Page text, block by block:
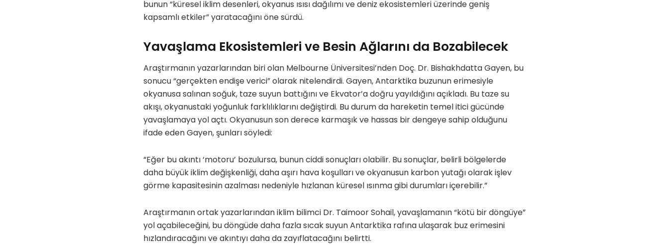
bunun “küresel iklim desenleri, okyanus ısısı dağılımı ve deniz ekosistemleri üzerinde geniş
kapsamlı etkiler” yaratacağını öne sürdü.
Yavaşlama Ekosistemleri ve Besin Ağlarını da Bozabilecek
Araştırmanın yazarlarından biri olan Melbourne Üniversitesi’nden Doç. Dr. Bishakhdatta Gayen, bu
sonucu “gerçekten endişe verici” olarak nitelendirdi. Gayen, Antarktika buzunun erimesiyle
okyanusa salınan soğuk, taze suyun battığını ve Ekvator’a doğru yayıldığını açıkladı. Bu taze su
akışı, okyanustaki yoğunluk farklılıklarını değiştirdi. Bu durum da hareketin temel itici gücünde
yavaşlamaya yol açtı. Okyanusun son derece karmaşık ve hassas bir dengeye sahip olduğunu
ifade eden Gayen, şunları söyledi:
“Eğer bu akıntı ‘motoru’ bozulursa, bunun ciddi sonuçları olabilir. Bu sonuçlar, belirli bölgelerde
daha büyük iklim değişkenliği, daha aşırı hava koşulları ve okyanusun karbon yutağı olarak işlev
görme kapasitesinin azalması nedeniyle hızlanan küresel ısınma gibi durumları içerebilir.”
Araştırmanın ortak yazarlarından iklim bilimci Dr. Taimoor Sohail, yavaşlamanın “kötü bir döngüye”
yol açabileceğini, bu döngüde daha fazla sıcak suyun Antarktika rafına ulaşarak buz erimesini
hızlandıracağını ve akıntıyı daha da zayıflatacağını belirtti.